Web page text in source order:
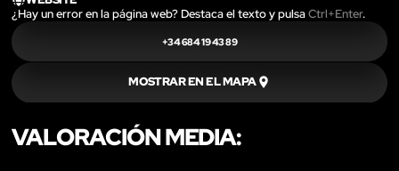
¿Hay un error en la página web? Destaca el texto y pulsaCtrl+Enter.
+34 684 19 43 89
MOSTRAR EN EL MAPA
VALORACIÓN MEDIA: